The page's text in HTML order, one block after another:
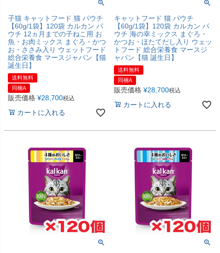
子猫 キャットフード 猫 パウチ
【60g/1袋】120袋 カルカン パ
ウチ 12ヵ月までの子ねこ用 お
魚・お肉ミックス まぐろ・かつ
お・ささみ入り ウェットフード
総合栄養食 マースジャパン【猫
誕生日】
送料無料
同梱A
販売価格 ¥28,700税込
カートに入れる
キャットフード 猫 パウチ
【60g/1袋】120袋 カルカン パ
ウチ 海の幸ミックス まぐろ・
かつお・ほたてだし入り ウェッ
トフード 総合栄養食 マースジ
ャパン【猫 誕生日】
送料無料
同梱A
販売価格 ¥28,700税込
カートに入れる